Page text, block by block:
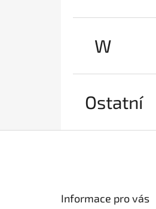
W
Ostatní
Informace pro vás